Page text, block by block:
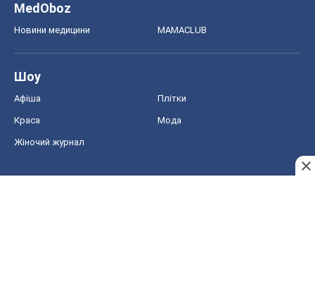
MedOboz
Новини медицини MAMACLUB
Шоу
Афіша Плітки
Краса Мода
Жіночий журнал